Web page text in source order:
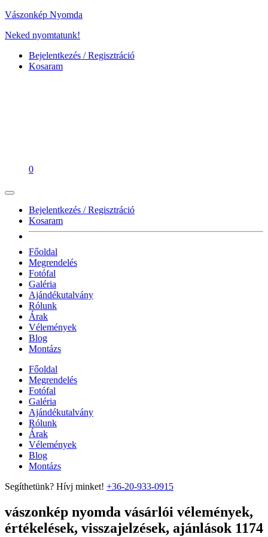
Vászonkép Nyomda
Neked nyomtatunk!
Bejelentkezés / Regisztráció
Kosaram
0
Bejelentkezés / Regisztráció
Kosaram
Főoldal
Megrendelés
Fotófal
Galéria
Ajándékutalvány
Rólunk
Árak
Vélemények
Blog
Montázs
Főoldal
Megrendelés
Fotófal
Galéria
Ajándékutalvány
Rólunk
Árak
Vélemények
Blog
Montázs
Segíthetünk? Hívj minket! +36-20-933-0915
vászonkép nyomda vásárlói vélemények,
értékelések, visszajelzések, ajánlások 1174